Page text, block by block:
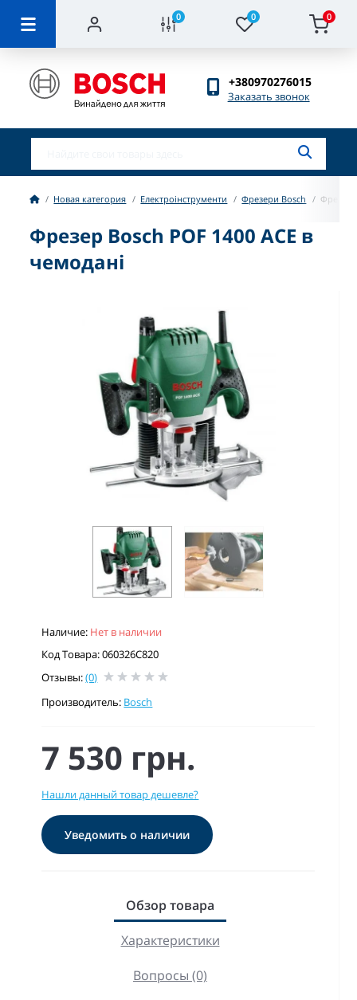
0 0 0
+380970276015
Заказать звонок
Новая категория Електроінструменти Фрезери Bosch Фрезер
Фрезер Bosch POF 1400 ACE в
чемодані
Наличие: Нет в наличии
Код Товара: 060326C820
Отзывы:(0)
Производитель: Bosch
7 530 грн.
Нашли данный товар дешевле?
Уведомить о наличии
Обзор товара
Характеристики
Вопросы (0)